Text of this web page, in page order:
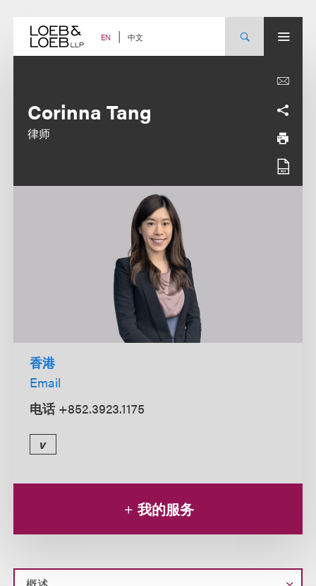
content EN 中文
Corinna Tang
律师
香港
Email
电话 +852.3923.1175
v
我的服务